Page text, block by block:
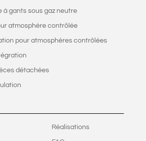
à gants sous gaz neutre
atmosphère contrôlée
pour atmosphères contrôlées
détachées
Réalisations